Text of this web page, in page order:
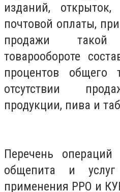
изданий, открыток,
почтовой оплаты,
продажи
товарообороте
процентов общего
отсутствии
продукции, пива и
Перечень
общепита и
применения РРО и